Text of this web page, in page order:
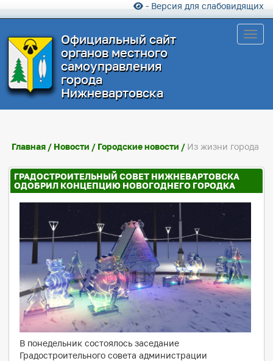
- Версия для слабовидящих
Официальный сайт
органов местного
самоуправления
города
Нижневартовска
Главная / Новости / Городские новости / Из жизни города
ГРАДОСТРОИТЕЛЬНЫЙ СОВЕТ НИЖНЕВАРТОВСКА
ОДОБРИЛ КОНЦЕПЦИЮ НОВОГОДНЕГО ГОРОДКА
В понедельник состоялось заседание
Градостроительного совета администрации